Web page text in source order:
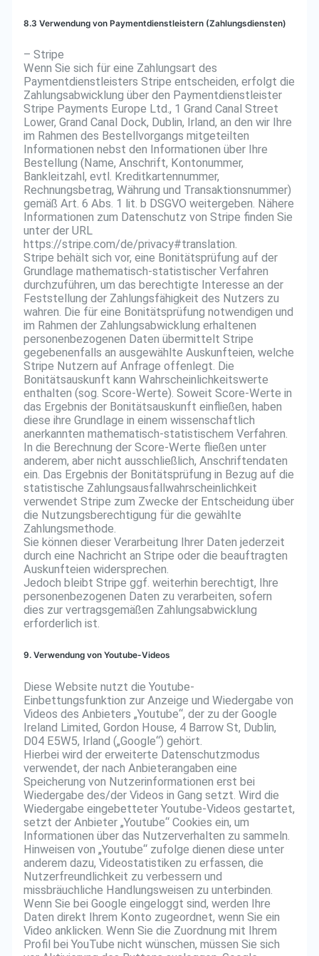
8.3 Verwendung von Paymentdienstleistern (Zahlungsdiensten)
– Stripe
Wenn Sie sich für eine Zahlungsart des
Paymentdienstleisters Stripe entscheiden, erfolgt die
Zahlungsabwicklung über den Paymentdienstleister
Stripe Payments Europe Ltd., 1 Grand Canal Street
Lower, Grand Canal Dock, Dublin, Irland, an den wir Ihre
im Rahmen des Bestellvorgangs mitgeteilten
Informationen nebst den Informationen über Ihre
Bestellung (Name, Anschrift, Kontonummer,
Bankleitzahl, evtl. Kreditkartennummer,
Rechnungsbetrag, Währung und Transaktionsnummer)
gemäß Art. 6 Abs. 1 lit. b DSGVO weitergeben. Nähere
Informationen zum Datenschutz von Stripe finden Sie
unter der URL
https://stripe.com/de/privacy#translation.
Stripe behält sich vor, eine Bonitätsprüfung auf der
Grundlage mathematisch-statistischer Verfahren
durchzuführen, um das berechtigte Interesse an der
Feststellung der Zahlungsfähigkeit des Nutzers zu
wahren. Die für eine Bonitätsprüfung notwendigen und
im Rahmen der Zahlungsabwicklung erhaltenen
personenbezogenen Daten übermittelt Stripe
gegebenenfalls an ausgewählte Auskunfteien, welche
Stripe Nutzern auf Anfrage offenlegt. Die
Bonitätsauskunft kann Wahrscheinlichkeitswerte
enthalten (sog. Score-Werte). Soweit Score-Werte in
das Ergebnis der Bonitätsauskunft einfließen, haben
diese ihre Grundlage in einem wissenschaftlich
anerkannten mathematisch-statistischem Verfahren.
In die Berechnung der Score-Werte fließen unter
anderem, aber nicht ausschließlich, Anschriftendaten
ein. Das Ergebnis der Bonitätsprüfung in Bezug auf die
statistische Zahlungsausfallwahrscheinlichkeit
verwendet Stripe zum Zwecke der Entscheidung über
die Nutzungsberechtigung für die gewählte
Zahlungsmethode.
Sie können dieser Verarbeitung Ihrer Daten jederzeit
durch eine Nachricht an Stripe oder die beauftragten
Auskunfteien widersprechen.
Jedoch bleibt Stripe ggf. weiterhin berechtigt, Ihre
personenbezogenen Daten zu verarbeiten, sofern
dies zur vertragsgemäßen Zahlungsabwicklung
erforderlich ist.
9. Verwendung von Youtube-Videos
Diese Website nutzt die Youtube-
Einbettungsfunktion zur Anzeige und Wiedergabe von
Videos des Anbieters „Youtube“, der zu der Google
Ireland Limited, Gordon House, 4 Barrow St, Dublin,
D04 E5W5, Irland („Google“) gehört.
Hierbei wird der erweiterte Datenschutzmodus
verwendet, der nach Anbieterangaben eine
Speicherung von Nutzerinformationen erst bei
Wiedergabe des/der Videos in Gang setzt. Wird die
Wiedergabe eingebetteter Youtube-Videos gestartet,
setzt der Anbieter „Youtube“ Cookies ein, um
Informationen über das Nutzerverhalten zu sammeln.
Hinweisen von „Youtube“ zufolge dienen diese unter
anderem dazu, Videostatistiken zu erfassen, die
Nutzerfreundlichkeit zu verbessern und
missbräuchliche Handlungsweisen zu unterbinden.
Wenn Sie bei Google eingeloggt sind, werden Ihre
Daten direkt Ihrem Konto zugeordnet, wenn Sie ein
Video anklicken. Wenn Sie die Zuordnung mit Ihrem
Profil bei YouTube nicht wünschen, müssen Sie sich